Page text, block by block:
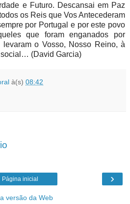
e Futuro. Descansai em Paz
os Reis que Vos Antecederam
por Portugal e por este povo
que foram enganados por
o Vosso, Nosso Reino, à
(David Garcia)
à(s) 08:42
›
Página inicial
versão da Web